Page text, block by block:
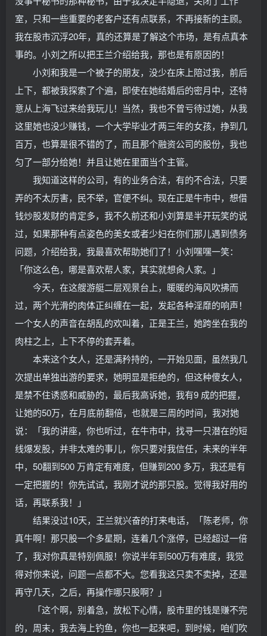
室，只和一些重要的老客户还有点联系，不再接新的主顾。
我在股市沉浮20年，真的还算是了解这个市场，是有点真本
事的。小刘之所以把王兰介绍给我，那也是有原因的！
小刘和我是一个被子的朋友，没少在床上陪过我，前后
上下，都被我探索了个遍，即使在她结婚后的密月中，还特
意从上海飞过来给我玩儿！当然，我也不曾亏待过她，从我
这里她也没少赚钱，一个大学毕业才两三年的女孩，挣到几
百万，也算是很不错的了，而且那个融资公司的股份，我也
匀了一部分给她！并且让她在里面当个主管。
我知道这样的公司，有的业务合法，有的不合法，只要
弄的不太厉害，民不举，官便不纠。现在正是牛市中，想借
钱炒股发财的肯定多，我不久前还和小刘算是半开玩笑的说
过，如果那种有点姿色的美女或者少妇在你们那儿遇到债务
问题，介绍给我，我最喜欢帮助她们了！小刘嘿嘿一笑：
「你这么色，哪是喜欢帮人家，其实就想肏人家。」
今天，在这艘游艇二层观景台上，暖暖的海风吹拂而
过，两个光滑的肉体正纠缠在一起，发起各种淫靡的响声！
一个女人的声音在胡乱的欢叫着，正是王兰，她跨坐在我的
肉柱之上，上下不停的套弄着。
本来这个女人，还是满矜持的，一开始见面，虽然我几
次提出单独出游的要求，她明显是拒绝的，但这种傻女人，
是禁不住诱惑和威胁的，最后我高诉她，我有9 成的把握，
让她的50万，在月底前翻倍，也就是三周的时间，我对她
说：「我的讲座，你也听过，在牛市中，找寻一只潜在的短
线爆发股，并非太难的事儿，你只要对我信任，未来的半年
中，50翻到500 万肯定有难度，但赚到200 多万，我还是有
一定把握的！你先试试，我刚才说的那只股。觉得我好用的
话，再联系我！」
结果没过10天，王兰就兴奋的打来电话，「陈老师，你
真牛啊！那只股一个多星期，连着几个涨停，已经超过一倍
了，我对你真是特别佩服！你说半年到500万有难度，我觉
得对你来说，问题一点都不大。您看我这只卖不卖掉，还是
再守几天，之后，再操作哪只股啊？」
「这个啊，别着急，放松下心情，股市里的钱是赚不完
的，周末，我去海上钓鱼，你也一起来吧，到时候，咱们吹